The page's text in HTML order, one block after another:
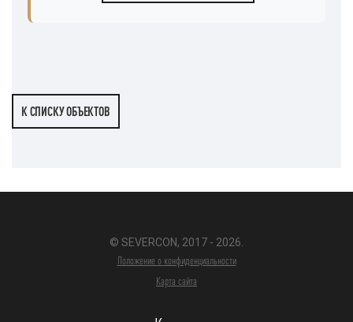
К СПИСКУ ОБЪЕКТОВ
© SEVERCON, 2017 - 2026.
Положение о конфиденциальности
Карта сайта